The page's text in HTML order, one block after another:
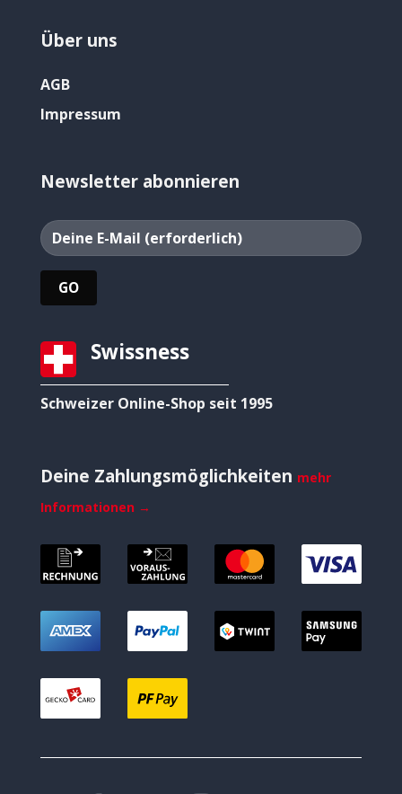
Über uns
AGB
Impressum
Newsletter abonnieren
Swissness
Schweizer Online-Shop seit 1995
Deine Zahlungsmöglichkeiten mehr
Informationen →